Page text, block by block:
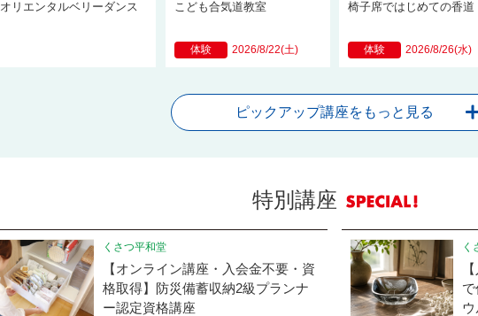
オリエンタルベリーダンス こども合気道教室
体験 2026/8/22(土)
椅子席ではじめての香道
体験 2026/8/26(水)
ピックアップ講座をもっと見る
特別講座
くさつ平和堂
【オンライン講座・入会金不要・資
格取得】防災備蓄収納2級プランナ
ー認定資格講座
く
ウ